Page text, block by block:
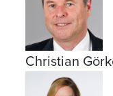
Christian